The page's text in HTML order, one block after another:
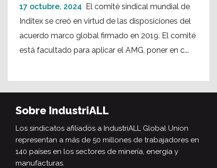
17 octubre, 2024 El comité sindical mundial de
Inditex se creó en virtud de las disposiciones del
acuerdo marco global firmado en 2019. El comité
está facultado para aplicar el AMG, poner en c...
Sobre IndustriALL
Los sindicatos afiliados a IndustriALL Global Union
representan a más de 50 millones de trabajadores en
140 países en los sectores de minería, energía y
manufacturas.